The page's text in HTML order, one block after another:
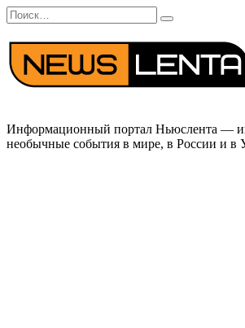
Перейти
к
содержанию
Search
for:
Информационный портал Ньюслента —
необычные события в мире, в России и в